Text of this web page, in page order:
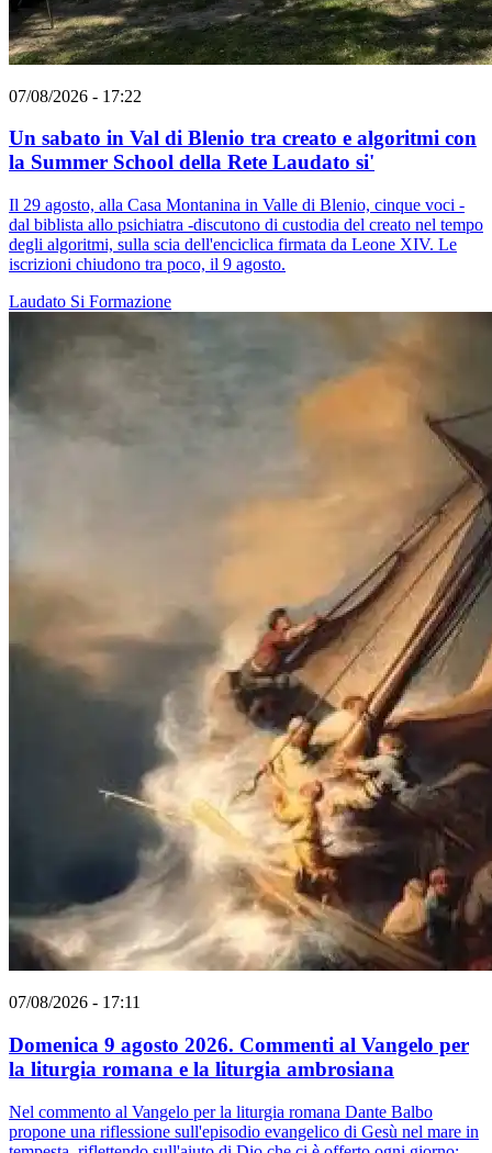
07/08/2026 - 17:22
Un sabato in Val di Blenio tra creato e algoritmi con
la Summer School della Rete Laudato si'
Il 29 agosto, alla Casa Montanina in Valle di Blenio, cinque voci -
dal biblista allo psichiatra -discutono di custodia del creato nel tempo
degli algoritmi, sulla scia dell'enciclica firmata da Leone XIV. Le
iscrizioni chiudono tra poco, il 9 agosto.
Laudato Si Formazione
07/08/2026 - 17:11
Domenica 9 agosto 2026. Commenti al Vangelo per
la liturgia romana e la liturgia ambrosiana
Nel commento al Vangelo per la liturgia romana Dante Balbo
propone una riflessione sull'episodio evangelico di Gesù nel mare in